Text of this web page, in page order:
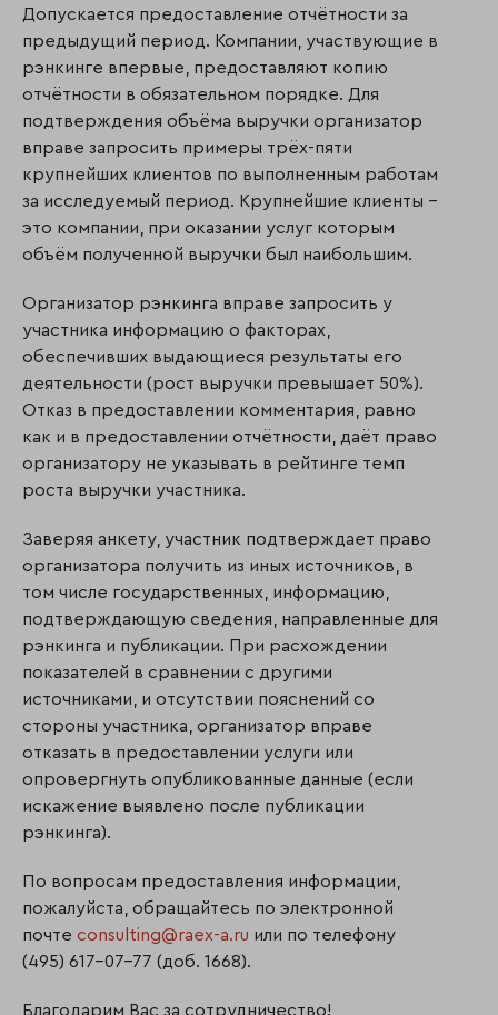
Допускается предоставление отчётности за
предыдущий период. Компании, участвующие в
рэнкинге впервые, предоставляют копию
отчётности в обязательном порядке. Для
подтверждения объёма выручки организатор
вправе запросить примеры трёх-пяти
крупнейших клиентов по выполненным работам
за исследуемый период. Крупнейшие клиенты –
это компании, при оказании услуг которым
объём полученной выручки был наибольшим.
Организатор рэнкинга вправе запросить у
участника информацию о факторах,
обеспечивших выдающиеся результаты его
деятельности (рост выручки превышает 50%).
Отказ в предоставлении комментария, равно
как и в предоставлении отчётности, даёт право
организатору не указывать в рейтинге темп
роста выручки участника.
Заверяя анкету, участник подтверждает право
организатора получить из иных источников, в
том числе государственных, информацию,
подтверждающую сведения, направленные для
рэнкинга и публикации. При расхождении
показателей в сравнении с другими
источниками, и отсутствии пояснений со
стороны участника, организатор вправе
отказать в предоставлении услуги или
опровергнуть опубликованные данные (если
искажение выявлено после публикации
рэнкинга).
По вопросам предоставления информации,
пожалуйста, обращайтесь по электронной
почте consulting@raex-a.ru или по телефону
(495) 617-07-77 (доб. 1668).
Благодарим Вас за сотрудничество!